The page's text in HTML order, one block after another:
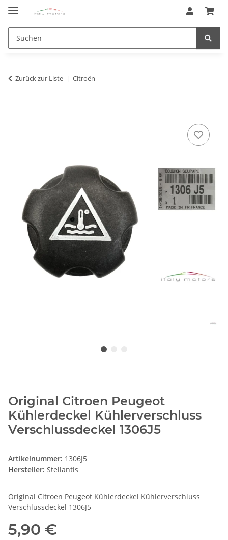
Zurück zur Liste Citroën
Original Citroen Peugeot
Kühlerdeckel Kühlerverschluss
Verschlussdeckel 1306J5
Artikelnummer: 1306J5
Hersteller: Stellantis
Original Citroen Peugeot Kühlerdeckel Kühlerverschluss
Verschlussdeckel 1306J5
5,90 €